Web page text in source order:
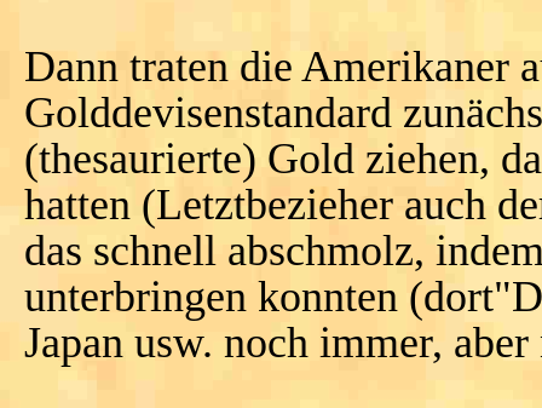
Dann traten die Amerikaner
Golddevisenstandard
(thesaurierte) Gold ziehen,
hatten (Letztbezieher auch
das schnell abschmolz,
unterbringen konnten
Japan usw. noch immer,